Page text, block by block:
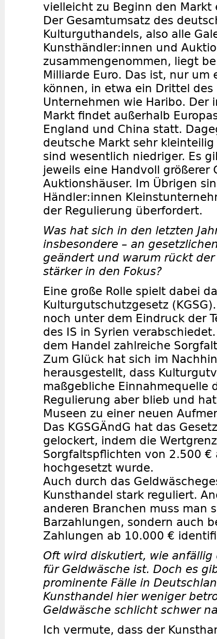
vielleicht zu Beginn den Markt
Der Gesamtumsatz des
Kulturguthandels, also alle
Kunsthändler:innen und
zusammengenommen, liegt
Milliarde Euro. Das ist, nur um
können, in etwa ein Drittel des
Unternehmen wie Haribo. Der
Markt findet außerhalb
England und China statt.
deutsche Markt sehr kleinteilig
sind wesentlich niedriger. Es
jeweils eine Handvoll größerer
Auktionshäuser. Im Übrigen
Händler:innen
der Regulierung überfordert.
Was hat sich in den letzten
insbesondere – an
geändert und warum rückt
stärker in den Fokus?
Eine große Rolle spielt dabei
Kulturgutschutzgesetz
noch unter dem Eindruck der
des IS in Syrien
dem Handel zahlreiche
Zum Glück hat sich im
herausgestellt, dass
maßgebliche Einnahmequelle
Regulierung aber blieb und
Museen zu einer neuen
Das KGSGÄndG hat das
gelockert, indem die
Sorgfaltspflichten von 2.500 €
hochgesetzt wurde.
Auch durch das
Kunsthandel stark reguliert.
anderen Branchen muss man
Barzahlungen, sondern auch
Zahlungen ab 10.000 €
Oft wird diskutiert, wie anfällig
für Geldwäsche ist. Doch es
prominente Fälle in
Kunsthandel hier weniger
Geldwäsche schlicht schwer
Ich vermute, dass der